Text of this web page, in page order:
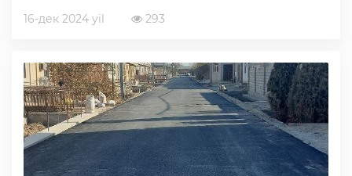
Sayyor qabullar
Aholi bandligini ta'minlash
Rasmiy munosabat
Deputatlar faoliyati
16-дек 2024 yil 293